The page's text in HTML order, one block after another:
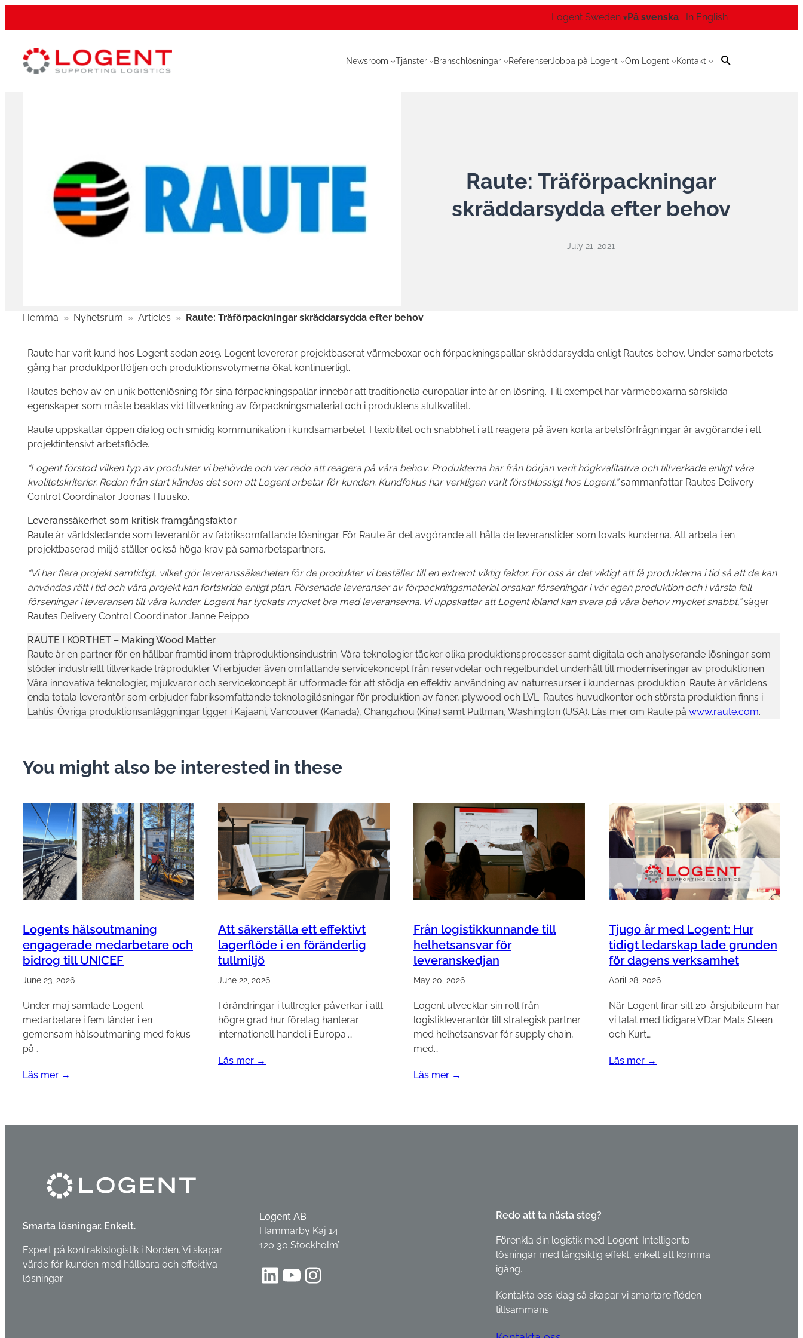
Logent Sweden ▾På svenska In English
Newsroom Tjänster Branschlösningar ReferenserJobba på Logent Om Logent Kontakt
Raute: Träförpackningar
skräddarsydda efter behov
July 21, 2021
Hemma » Nyhetsrum » Articles » Raute: Träförpackningar skräddarsydda efter behov
Raute har varit kund hos Logent sedan 2019. Logent levererar projektbaserat värmeboxar och förpackningspallar skräddarsydda enligt Rautes behov. Under samarbetets
gång har produktportföljen och produktionsvolymerna ökat kontinuerligt.
Rautes behov av en unik bottenlösning för sina förpackningspallar innebär att traditionella europallar inte är en lösning. Till exempel har värmeboxarna särskilda
egenskaper som måste beaktas vid tillverkning av förpackningsmaterial och i produktens slutkvalitet.
Raute uppskattar öppen dialog och smidig kommunikation i kundsamarbetet. Flexibilitet och snabbhet i att reagera på även korta arbetsförfrågningar är avgörande i ett
projektintensivt arbetsflöde.
“Logent förstod vilken typ av produkter vi behövde och var redo att reagera på våra behov. Produkterna har från början varit högkvalitativa och tillverkade enligt våra
kvalitetskriterier. Redan från start kändes det som att Logent arbetar för kunden. Kundfokus har verkligen varit förstklassigt hos Logent,”sammanfattar Rautes Delivery
Control Coordinator Joonas Huusko.
Leveranssäkerhet som kritisk framgångsfaktor
Raute är världsledande som leverantör av fabriksomfattande lösningar. För Raute är det avgörande att hålla de leveranstider som lovats kunderna. Att arbeta i en
projektbaserad miljö ställer också höga krav på samarbetspartners.
“Vi har flera projekt samtidigt, vilket gör leveranssäkerheten för de produkter vi beställer till en extremt viktig faktor. För oss är det viktigt att få produkterna i tid så att de kan
användas rätt i tid och våra projekt kan fortskrida enligt plan. Försenade leveranser av förpackningsmaterial orsakar förseningar i vår egen produktion och i värsta fall
förseningar i leveransen till våra kunder. Logent har lyckats mycket bra med leveranserna. Vi uppskattar att Logent ibland kan svara på våra behov mycket snabbt,”säger
Rautes Delivery Control Coordinator Janne Peippo.
RAUTE I KORTHET – Making Wood Matter
Raute är en partner för en hållbar framtid inom träproduktionsindustrin. Våra teknologier täcker olika produktionsprocesser samt digitala och analyserande lösningar som
stöder industriellt tillverkade träprodukter. Vi erbjuder även omfattande servicekoncept från reservdelar och regelbundet underhåll till moderniseringar av produktionen.
Våra innovativa teknologier, mjukvaror och servicekoncept är utformade för att stödja en effektiv användning av naturresurser i kundernas produktion. Raute är världens
enda totala leverantör som erbjuder fabriksomfattande teknologilösningar för produktion av faner, plywood och LVL. Rautes huvudkontor och största produktion finns i
Lahtis. Övriga produktionsanläggningar ligger i Kajaani, Vancouver (Kanada), Changzhou (Kina) samt Pullman, Washington (USA). Läs mer om Raute påwww.raute.com.
You might also be interested in these
Logents hälsoutmaning
engagerade medarbetare och
bidrog till UNICEF
June 23, 2026
Under maj samlade Logent
medarbetare i fem länder i en
gemensam hälsoutmaning med fokus
på…
Läs mer →
Att säkerställa ett effektivt
lagerflöde i en föränderlig
tullmiljö
June 22, 2026
Förändringar i tullregler påverkar i allt
högre grad hur företag hanterar
internationell handel i Europa.…
Läs mer →
Från logistikkunnande till
helhetsansvar för
leveranskedjan
May 20, 2026
Logent utvecklar sin roll från
logistikleverantör till strategisk partner
med helhetsansvar för supply chain,
med…
Läs mer →
Tjugo år med Logent: Hur
tidigt ledarskap lade grunden
för dagens verksamhet
April 28, 2026
När Logent firar sitt 20-årsjubileum har
vi talat med tidigare VD:ar Mats Steen
och Kurt…
Läs mer →
Smarta lösningar. Enkelt.
Expert på kontraktslogistik i Norden. Vi skapar
värde för kunden med hållbara och effektiva
lösningar.
Logent AB
Hammarby Kaj 14
120 30 Stockholm’
LinkedIn YouTube Instagram
Redo att ta nästa steg?
Förenkla din logistik med Logent. Intelligenta
lösningar med långsiktig effekt, enkelt att komma
igång.
Kontakta oss idag så skapar vi smartare flöden
tillsammans.